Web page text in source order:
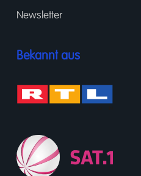
Newsletter
Bekannt aus